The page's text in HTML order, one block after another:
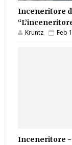
Inceneritore
Kruntz Feb
Inceneritore -